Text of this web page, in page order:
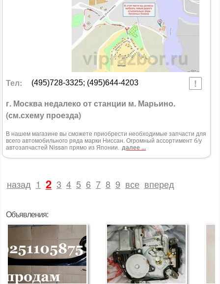
Тел: (495)728-3325; (495)644-4203
г. Москва недалеко от станции м. Марьино.
(см.схему проезда)
В нашем магазине вы сможете приобрести необходимые запчасти для
всего автомобильного ряда марки Ниссан. Огромный ассортимент б/у
автозапчастей Nissan прямо из Японии. далее ...
назад 1 2 3 4 5 6 7 8 9 все вперед
Объявления: